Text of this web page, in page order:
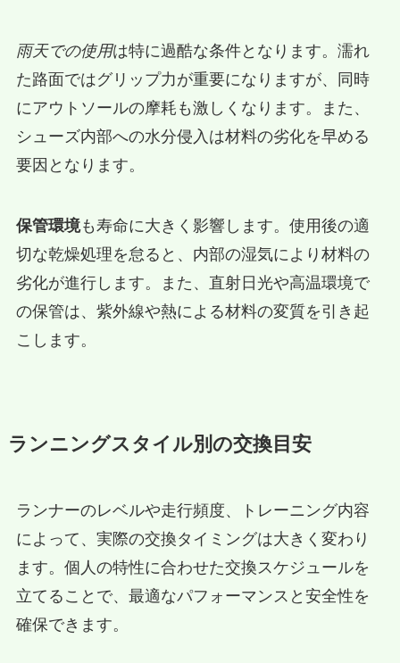
雨天での使用は特に過酷な条件となります。濡れ
た路面ではグリップ力が重要になりますが、同時
にアウトソールの摩耗も激しくなります。また、
シューズ内部への水分侵入は材料の劣化を早める
要因となります。
保管環境も寿命に大きく影響します。使用後の適
切な乾燥処理を怠ると、内部の湿気により材料の
劣化が進行します。また、直射日光や高温環境で
の保管は、紫外線や熱による材料の変質を引き起
こします。
ランニングスタイル別の交換目安
ランナーのレベルや走行頻度、トレーニング内容
によって、実際の交換タイミングは大きく変わり
ます。個人の特性に合わせた交換スケジュールを
立てることで、最適なパフォーマンスと安全性を
確保できます。